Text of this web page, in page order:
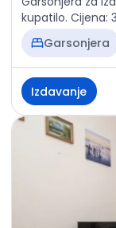
kupatilo. Cijena:
Garsonjera
Izdavanje